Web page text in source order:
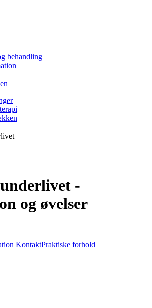
behandling
-
og øvelser
KontaktPraktiske forhold